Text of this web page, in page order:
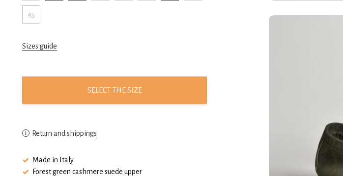
45
Sizes guide
SELECT THE SIZE
Return and shippings
Made in Italy
Forest green cashmere suede upper